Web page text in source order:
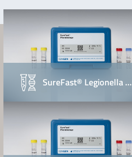
SureFast® Legionella …